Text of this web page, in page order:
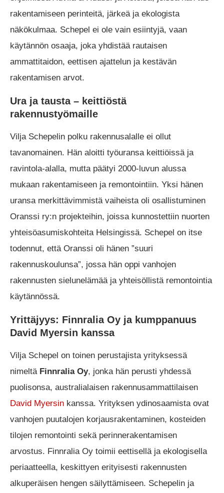
rakentamiseen perinteitä, järkeä ja ekologista
näkökulmaa. Schepel ei ole vain esiintyjä, vaan
käytännön osaaja, joka yhdistää rautaisen
ammattitaidon, eettisen ajattelun ja kestävän
rakentamisen arvot.
Ura ja tausta – keittiöstä
rakennustyömaille
Vilja Schepelin polku rakennusalalle ei ollut
tavanomainen. Hän aloitti työuransa keittiöissä ja
ravintola-alalla, mutta päätyi 2000-luvun alussa
mukaan rakentamiseen ja remontointiin. Yksi hänen
uransa merkittävimmistä vaiheista oli osallistuminen
Oranssi ry:n projekteihin, joissa kunnostettiin nuorten
yhteisöasumiskohteita Helsingissä. Schepel on itse
todennut, että Oranssi oli hänen ”suuri
rakennuskoulunsa”, jossa hän oppi vanhojen
rakennusten sielunelämää ja yhteisöllistä remontointia
käytännössä.
Yrittäjyys: Finnralia Oy ja kumppanuus
David Myersin kanssa
Vilja Schepel on toinen perustajista yrityksessä
nimeltä Finnralia Oy, jonka hän perusti yhdessä
puolisonsa, australialaisen rakennusammattilaisen
David Myersin kanssa. Yrityksen ydinosaamista ovat
vanhojen puutalojen korjausrakentaminen, kosteiden
tilojen remontointi sekä perinnerakentamisen
arvostus. Finnralia Oy toimii eettisellä ja ekologisella
periaatteella, keskittyen erityisesti rakennusten
alkuperäisen hengen säilyttämiseen. Schepelin ja